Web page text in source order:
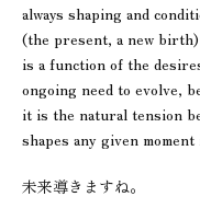
always shaping and
(the present, a new
is a function of the
ongoing need to evolve,
it is the natural tension
shapes any given
未来導きますね。